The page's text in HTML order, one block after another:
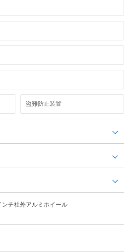
盗難防止装置
チ社外アルミホイール